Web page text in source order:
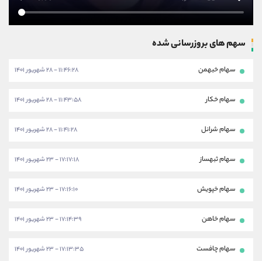
سهم های بروزرسانی شده
سهام خبهمن ۱۱:۴۶:۲۸ - ۲۸ شهریور ۱۴۰۱
سهام خکار ۱۱:۴۳:۵۸ - ۲۸ شهریور ۱۴۰۱
سهام شرانل ۱۱:۴۱:۲۸ - ۲۸ شهریور ۱۴۰۱
سهام ثبهساز ۱۷:۱۷:۱۸ - ۲۳ شهریور ۱۴۰۱
سهام خپویش ۱۷:۱۶:۱۰ - ۲۳ شهریور ۱۴۰۱
سهام خاهن ۱۷:۱۴:۳۹ - ۲۳ شهریور ۱۴۰۱
سهام چافست ۱۷:۱۳:۳۵ - ۲۳ شهریور ۱۴۰۱